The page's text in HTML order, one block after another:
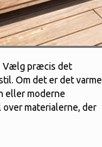
Vælg præcis det
Om det er det varme
eller moderne
materialerne, der